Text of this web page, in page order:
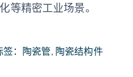
等精密工业场景。
： 陶瓷管, 陶瓷结构件